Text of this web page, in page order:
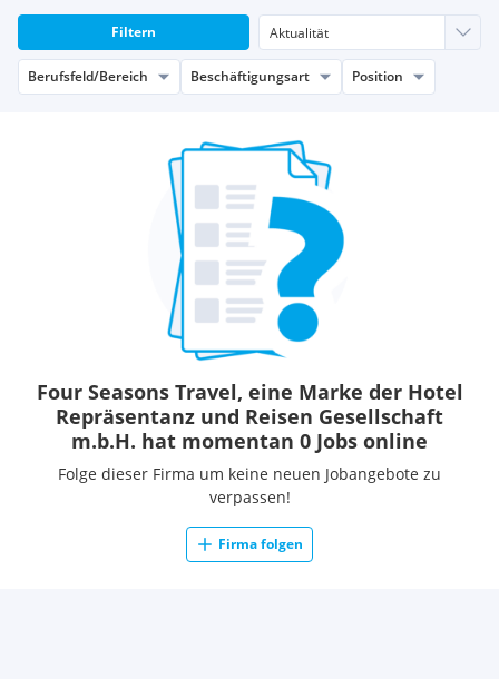
Filtern
Berufsfeld/Bereich Beschäftigungsart Position
Four Seasons Travel, eine Marke der Hotel
Repräsentanz und Reisen Gesellschaft
m.b.H. hat momentan 0 Jobs online
Folge dieser Firma um keine neuen Jobangebote zu
verpassen!
Firma folgen